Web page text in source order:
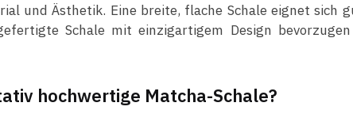
und Ästhetik. Eine breite, flache Schale eignet
Schale mit einzigartigem Design
hochwertige Matcha-Schale?